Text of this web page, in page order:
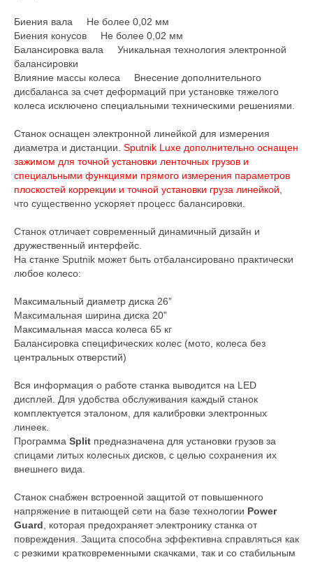
Биения вала Не более 0,02 мм
Биения конусов Не более 0,02 мм
Балансировка вала Уникальная технология электронной
балансировки
Влияние массы колеса Внесение дополнительного
дисбаланса за счет деформаций при установке тяжелого
колеса исключено специальными техническими решениями.
Станок оснащен электронной линейкой для измерения
диаметра и дистанции. Sputnik Luxe дополнительно оснащен
зажимом для точной установки ленточных грузов и
специальными функциями прямого измерения параметров
плоскостей коррекции и точной установки груза линейкой
что существенно ускоряет процесс балансировки.
Станок отличает современный динамичный дизайн и
дружественный интерфейс.
На станке Sputnik может быть отбалансировано практически
любое колесо:
Максимальный диаметр диска 26”
Максимальная ширина диска 20”
Максимальная масса колеса 65 кг
Балансировка специфических колес (мото, колеса без
центральных отверстий)
Вся информация о работе станка выводится на LED
дисплей. Для удобства обслуживания каждый станок
комплектуется эталоном, для калибровки электронных
линеек.
Программа Split предназначена для установки грузов за
спицами литых колесных дисков, с целью сохранения их
внешнего вида.
Станок снабжен встроенной защитой от повышенного
напряжение в питающей сети на базе технологии Power
Guard , которая предохраняет электронику станка от
повреждения. Защита способна эффективна справляться как
с резкими кратковременными скачками, так и со стабильным